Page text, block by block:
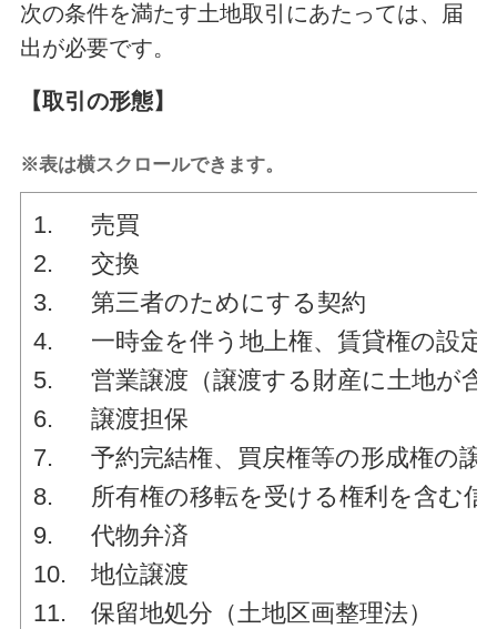
次の条件を満たす土地取引にあたっては、届
出が必要です。
【取引の形態】
※表は横スクロールできます。
1. 売買
2. 交換
3. 第三者のためにする契約
4. 一時金を伴う地上権、賃貸権の設定
5. 営業譲渡（譲渡する財産に土地が含
6. 譲渡担保
7. 予約完結権、買戻権等の形成権の譲
8. 所有権の移転を受け
9. 代物弁済
10. 地位譲渡
11. 保留地処分（土地区画整理法）